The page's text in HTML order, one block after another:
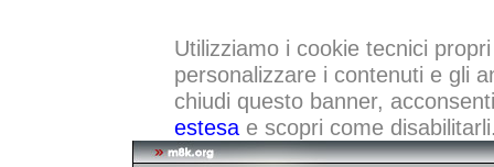
Utilizziamo i cookie tecnici
personalizzare i contenuti e gli
chiudi questo banner,
estesae scopri come